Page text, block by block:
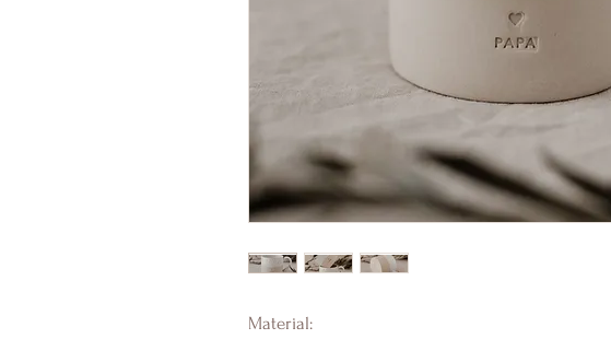
Material: